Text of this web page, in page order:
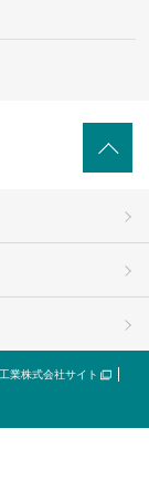
業株式会社サイト